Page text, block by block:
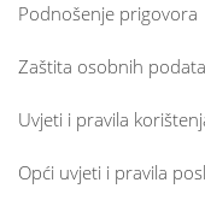
Podnošenje prigovora
Zaštita osobnih
Uvjeti i pravila
Opći uvjeti i pravila